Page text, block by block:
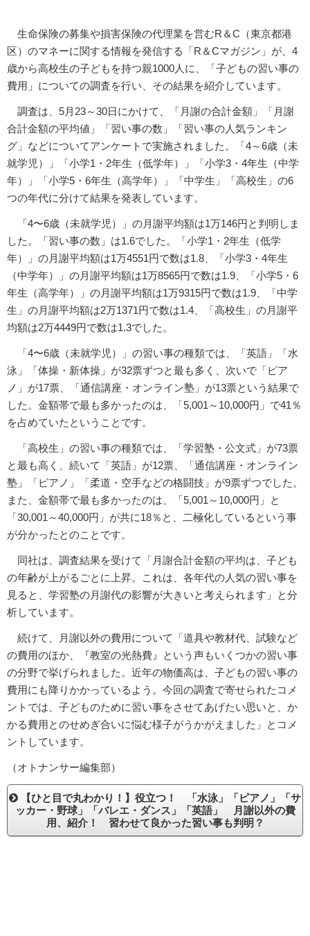
生命保険の募集や損害保険の代理業を営むR＆C（東京都港
区）のマネーに関する情報を発信する「R＆Cマガジン」が、4
歳から高校生の子どもを持つ親1000人に、「子どもの習い事の
費用」についての調査を行い、その結果を紹介しています。
調査は、5月23～30日にかけて、「月謝の合計金額」「月謝
合計金額の平均値」「習い事の数」「習い事の人気ランキン
グ」などについてアンケートで実施されました。「4～6歳（未
就学児）」「小学1・2年生（低学年）」「小学3・4年生（中学
年）」「小学5・6年生（高学年）」「中学生」「高校生」の6
つの年代に分けて結果を発表しています。
「4〜6歳（未就学児）」の月謝平均額は1万146円と判明しま
した。「習い事の数」は1.6でした。「小学1・2年生（低学
年）」の月謝平均額は1万4551円で数は1.8、「小学3・4年生
（中学年）」の月謝平均額は1万8565円で数は1.9、「小学5・6
年生（高学年）」の月謝平均額は1万9315円で数は1.9、「中学
生」の月謝平均額は2万1371円で数は1.4、「高校生」の月謝平
均額は2万4449円で数は1.3でした。
「4〜6歳（未就学児）」の習い事の種類では、「英語」「水
泳」「体操・新体操」が32票ずつと最も多く、次いで「ピア
ノ」が17票、「通信講座・オンライン塾」が13票という結果で
した。金額帯で最も多かったのは、「5,001～10,000円」で41％
を占めていたということです。
「高校生」の習い事の種類では、「学習塾・公文式」が73票
と最も高く、続いて「英語」が12票、「通信講座・オンライン
塾」「ピアノ」「柔道・空手などの格闘技」が9票ずつでした。
また、金額帯で最も多かったのは、「5,001～10,000円」と
「30,001～40,000円」が共に18％と、二極化しているという事
が分かったとのことです。
同社は、調査結果を受けて「月謝合計金額の平均は、子ども
の年齢が上がるごとに上昇。これは、各年代の人気の習い事を
見ると、学習塾の月謝代の影響が大きいと考えられます」と分
析しています。
続けて、月謝以外の費用について「道具や教材代、試験など
の費用のほか、『教室の光熱費』という声もいくつかの習い事
の分野で挙げられました。近年の物価高は、子どもの習い事の
費用にも降りかかっているよう。今回の調査で寄せられたコメ
ントでは、子どものために習い事をさせてあげたい思いと、か
かる費用とのせめぎ合いに悩む様子がうかがえました」とコメ
ントしています。
（オトナンサー編集部）
【ひと目で丸わかり！】役立つ！ 「水泳」「ピアノ」「サ
ッカー・野球」「バレエ・ダンス」「英語」 月謝以外の費
用、紹介！ 習わせて良かった習い事も判明？